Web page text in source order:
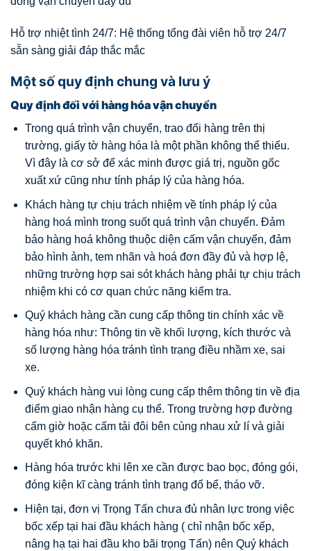
Hỗ trợ nhiệt tình 24/7: Hệ thống tổng đài viên hỗ trợ 24/7
sẵn sàng giải đáp thắc mắc
Một số quy định chung và lưu ý
Quy định đối với hàng hóa vận chuyển
Trong quá trình vận chuyển, trao đổi hàng trên thị
trường, giấy tờ hàng hóa là một phần không thể thiếu.
Vì đây là cơ sở để xác minh được giá trị, nguồn gốc
xuất xứ cũng như tính pháp lý của hàng hóa.
Khách hàng tự chịu trách nhiệm về tính pháp lý của
hàng hoá mình trong suốt quá trình vận chuyển. Đảm
bảo hàng hoá không thuộc diện cấm vận chuyển, đảm
bảo hình ảnh, tem nhãn và hoá đơn đầy đủ và hợp lệ,
những trường hợp sai sót khách hàng phải tự chịu trách
nhiệm khi có cơ quan chức năng kiểm tra.
Quý khách hàng cần cung cấp thông tin chính xác về
hàng hóa như: Thông tin về khối lượng, kích thước và
số lượng hàng hóa tránh tình trạng điều nhầm xe, sai
xe.
Quý khách hàng vui lòng cung cấp thêm thông tin về địa
điểm giao nhận hàng cụ thể. Trong trường hợp đường
cấm giờ hoặc cấm tải đôi bên cùng nhau xử lí và giải
quyết khó khăn.
Hàng hóa trước khi lên xe cần được bao bọc, đóng gói,
đóng kiện kĩ càng tránh tình trạng đổ bể, tháo vỡ.
Hiện tại, đơn vị Trọng Tấn chưa đủ nhân lực trong việc
bốc xếp tại hai đầu khách hàng ( chỉ nhận bốc xếp,
nâng hạ tại hai đầu kho bãi trọng Tấn) nên Quý khách